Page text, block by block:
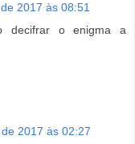
2017 às 08:51
decifrar o enigma a
2017 às 02:27